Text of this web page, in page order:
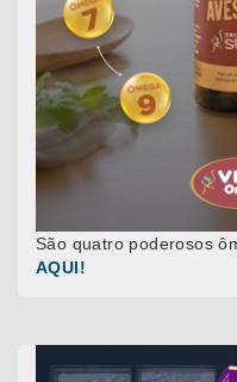
São quatro poderosos
AQUI!